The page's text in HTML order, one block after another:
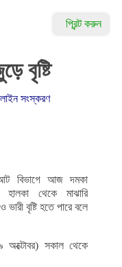
বৃষ্টি
সংস্করণ
বিভাগে আজ দমকা
হালকা থেকে মাঝারি
বৃষ্টি হতে পারে বলে
অক্টোবর) সকাল থেকে
প্রিন্ট করুন